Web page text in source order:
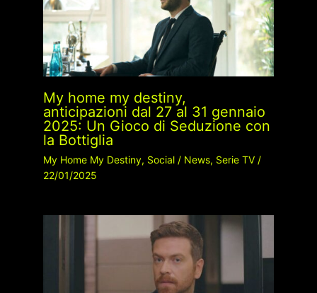
My home my destiny,
anticipazioni dal 27 al 31 gennaio
2025: Un Gioco di Seduzione con
la Bottiglia
My Home My Destiny, Social/ News, Serie TV/
22/01/2025